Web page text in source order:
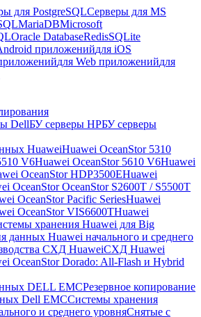
для PostgreSQLСерверы для MS
MariaDBMicrosoft
Oracle DatabaseRedisSQLite
приложенийдля iOS
для Web приложенийдля
DellБУ серверы HPБУ серверы
HuaweiHuawei OceanStor 5310
V6Huawei OceanStor 5610 V6Huawei
OceanStor HDP3500EHuawei
OceanStor OceanStor S2600T / S5500T
OceanStor Pacific SeriesHuawei
OceanStor VIS6600THuawei
хранения Huawei для Big
данных Huawei начального и среднего
СХД HuaweiСХД Huawei
OceanStor Dorado: All-Flash и Hybrid
DELL EMCРезервное копирование
Dell EMCСистемы хранения
и среднего уровняСнятые с